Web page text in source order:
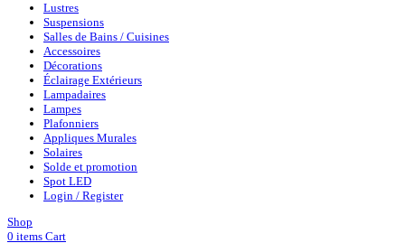
Lustres
Suspensions
Salles de Bains / Cuisines
Accessoires
Décorations
Éclairage Extérieurs
Lampadaires
Lampes
Plafonniers
Appliques Murales
Solaires
Solde et promotion
Spot LED
Login / Register
Shop
0 items Cart